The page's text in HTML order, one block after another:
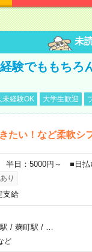
未
験でももち
未経験OK 大学生歓迎
たい！など柔軟シ
半日：5000円～ ■日払
り
支給
/ 麹町駅 /
ど